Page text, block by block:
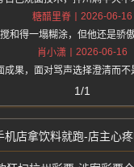
糖醋里脊
2026-06-16
和得一塌糊涂，但他还是骄
肖小潇
2026-06-16
果，面对骂声选择澄清而
1/1
机店拿饮料就跑-店主心